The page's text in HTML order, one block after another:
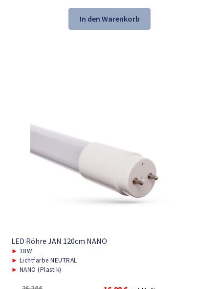
Preis
war:
37,37 €
Preis
ist:
24,98 €.
In den Warenkorb
LED Röhre JAN 120cm NANO
► 18W
► Lichtfarbe NEUTRAL
► NANO (Plastik)